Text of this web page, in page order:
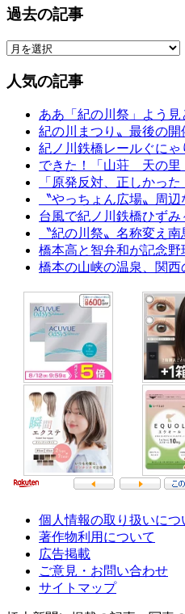
過去の記事
人気の記事
ああ「紀の川祭」よう
紀の川まつり〟最後の
紀ノ川鉄橋レールぐにゃ
できた！「山荘 天の里
「原発反対、正しかっ
〝やっちょん広場〟周
台風で紀ノ川鉄橋ひず
〝紀の川祭〟名称変え
橋本高と智弁和が記念
橋本の山峡の温泉、関西
個人情報の取り扱いにつ
著作物利用について
広告掲載
ご意見・お問い合わせ
サイトマップ